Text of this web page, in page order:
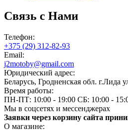
Связь с Нами
Телефон:
+375 (29) 312-82-93
Email:
j2motoby@gmail.com
Юридический адрес:
Беларусь, Гродненская обл. г.Лида
Время работы:
ПН-ПТ: 10:00 - 19:00 СБ: 10:00 -
Мы в соцсетях и мессенджерах
Заявки через корзину сайта
О магазине: